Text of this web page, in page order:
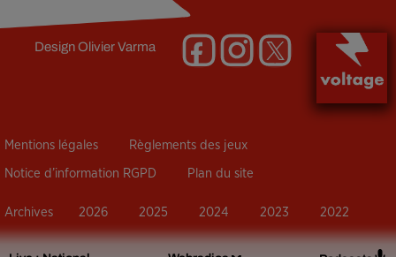
DesignOlivier Varma
Mentions légales Règlements des jeux
Notice d’information RGPD Plan du site
Archives 2026 2025 2024 2023 2022